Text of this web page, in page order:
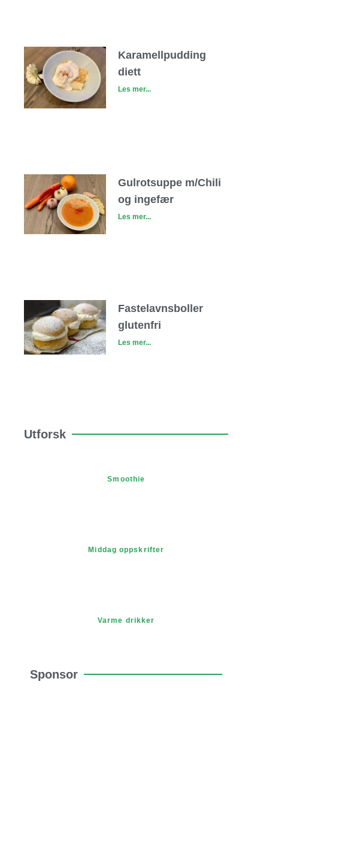
Karamellpudding
diett
Les mer...
Gulrotsuppe m/Chili
og ingefær
Les mer...
Fastelavnsboller
glutenfri
Les mer...
Utforsk
Smoothie
Middag oppskrifter
Varme drikker
Sponsor